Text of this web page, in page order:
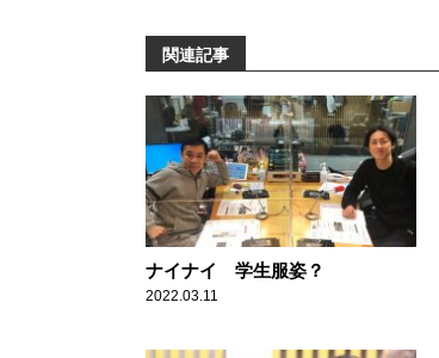
関連記事
ナイナイ 学生服姿？
2022.03.11